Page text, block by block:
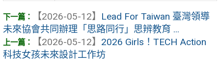
【2026-05-12】 Lead For Taiwan 臺灣領導
未來協會共同辦理「思路同行」思辨教育 ...
【2026-05-12】 2026 Girls！TECH Action
科技女孩未來設計工作坊